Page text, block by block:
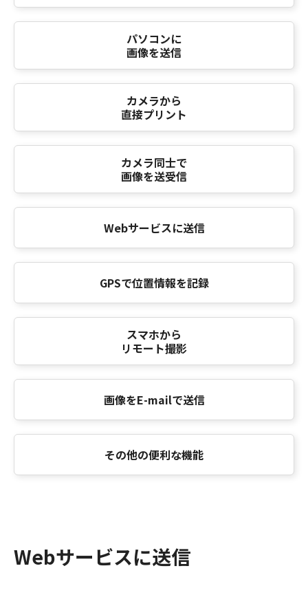
パソコンに
画像を送信
カメラから
直接プリント
カメラ同士で
画像を送受信
Webサービスに送信
GPSで位置情報を記録
スマホから
リモート撮影
画像をE-mailで送信
その他の便利な機能
Webサービスに送信